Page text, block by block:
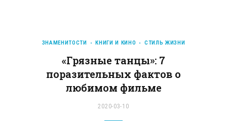
ЗНАМЕНИТОСТИ КНИГИ И КИНО СТИЛЬ ЖИЗНИ
«Грязные танцы»: 7
поразительных фактов о
любимом фильме
2020-03-10